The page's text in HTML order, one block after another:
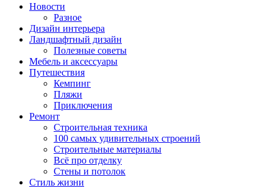
Новости
Разное
Дизайн интерьера
Ландшафтный дизайн
Полезные советы
Мебель и аксессуары
Путешествия
Кемпинг
Пляжи
Приключения
Ремонт
Строительная техника
100 самых удивительных строений
Строительные материалы
Всё про отделку
Стены и потолок
Стиль жизни